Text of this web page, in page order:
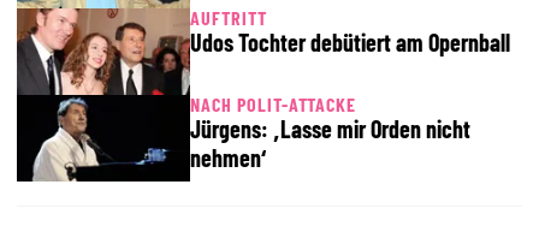
AUFTRITT
Udos Tochter debütiert am Opernball
NACH POLIT-ATTACKE
Jürgens: ‚Lasse mir Orden nicht
nehmen‘